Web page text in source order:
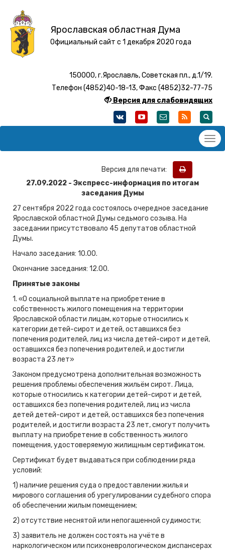
Ярославская областная Дума
Официальный сайт с 1 декабря 2020 года
150000, г.Ярославль, Советская пл., д.1/19.
Телефон (4852)40-18-13, Факс (4852)32-77-75
Версия для слабовидящих
Версия для печати:
27.09.2022 - Экспресс-информация по итогам
заседания Думы
27 сентября 2022 года состоялось очередное заседание
Ярославской областной Думы седьмого созыва. На
заседании присутствовало 45 депутатов областной
Думы.
Начало заседания: 10.00.
Окончание заседания: 12.00.
Принятые законы
1. «О социальной выплате на приобретение в
собственность жилого помещения на территории
Ярославской области лицам, которые относились к
категории детей-сирот и детей, оставшихся без
попечения родителей, лиц из числа детей-сирот и детей,
оставшихся без попечения родителей, и достигли
возраста 23 лет»
Законом предусмотрена дополнительная возможность
решения проблемы обеспечения жильём сирот. Лица,
которые относились к категории детей-сирот и детей,
оставшихся без попечения родителей, лиц из числа
детей детей-сирот и детей, оставшихся без попечения
родителей, и достигли возраста 23 лет, смогут получить
выплату на приобретение в собственность жилого
помещения, удостоверяемую жилищным сертификатом.
Сертификат будет выдаваться при соблюдении ряда
условий:
1) наличие решения суда о предоставлении жилья и
мирового соглашения об урегулировании судебного спора
об обеспечении жилым помещением;
2) отсутствие неснятой или непогашенной судимости;
3) заявитель не должен состоять на учёте в
наркологическом или психоневрологическом диспансерах